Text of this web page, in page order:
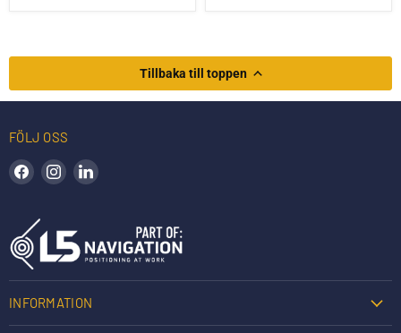
Tillbaka till toppen
FÖLJ OSS
Hitta oss på Facebook
Hitta oss på Instagram
INFORMATION